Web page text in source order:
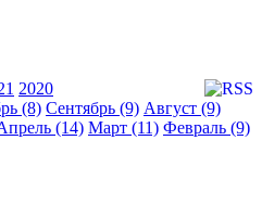
2020
(8) Сентябрь (9) Август (9)
(14) Март (11) Февраль (9)